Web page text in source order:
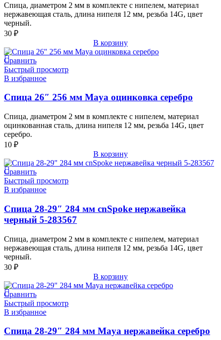
Спица, диаметром 2 мм в комплекте с нипелем, материал
нержавеющая сталь, длина нипеля 12 мм, резьба 14G, цвет
черный.
30 ₽
В корзину
Сравнить
Быстрый просмотр
В избранное
Спица 26″ 256 мм Maya оцинковка серебро
Спица, диаметром 2 мм в комплекте с нипелем, материал
оцинкованная сталь, длина нипеля 12 мм, резьба 14G, цвет
серебро.
10 ₽
В корзину
Сравнить
Быстрый просмотр
В избранное
Спица 28-29″ 284 мм cnSpoke нержавейка
черный 5-283567
Спица, диаметром 2 мм в комплекте с нипелем, материал
нержавеющая сталь, длина нипеля 12 мм, резьба 14G, цвет
черный.
30 ₽
В корзину
Сравнить
Быстрый просмотр
В избранное
Спица 28-29″ 284 мм Maya нержавейка серебро